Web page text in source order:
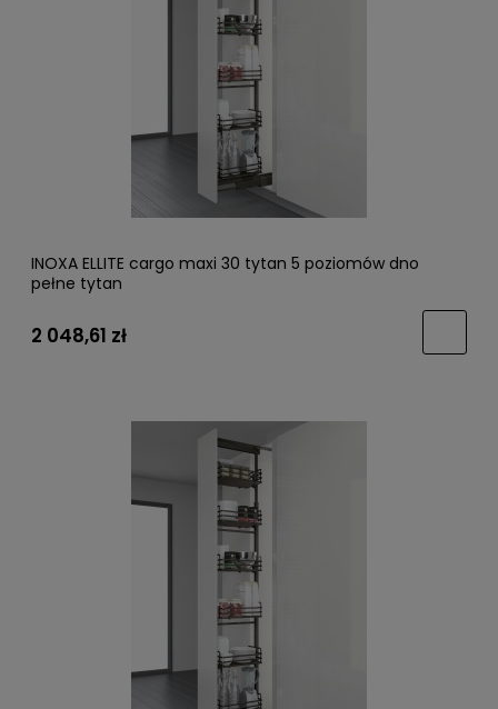
INOXA ELLITE cargo maxi 30 tytan 5 poziomów dno
pełne tytan
2 048,61 zł